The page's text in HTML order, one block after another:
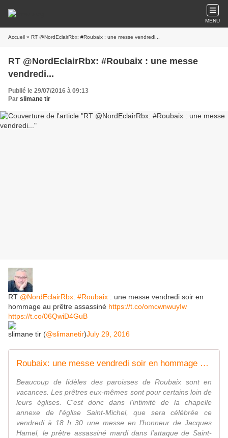
MENU
Accueil » RT @NordEclairRbx: #Roubaix : une messe vendredi...
RT @NordEclairRbx: #Roubaix : une messe
vendredi...
Publié le 29/07/2016 à 09:13
Par slimane tir
RT @NordEclairRbx: #Roubaix : une messe vendredi soir en
hommage au prêtre assassiné https://t.co/omcwnwuyIw
https://t.co/06QwiD4GuB
slimane tir (@slimanetir)July 29, 2016
Roubaix: une messe vendredi soir en hommage au prêtre assassiné
Beaucoup de fidèles des paroisses de Roubaix sont en
vacances. Les prêtres eux-mêmes sont pour certains loin de
leurs églises. C'est donc dans l'intimité de la chapelle
annexe de l'église Saint-Michel, que sera célébrée ce
vendredi à 18 h 30 une messe en l'honneur de Jacques
Hamel, le prêtre assassiné mardi dans l'attaque de Saint-